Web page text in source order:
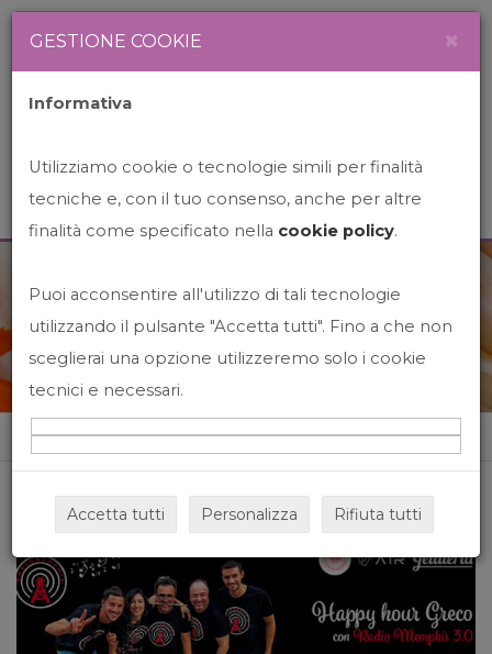
News&Events
Home News&events
GESTIONE COOKIE ×
Informativa
Utilizziamo cookie o tecnologie simili per finalità
tecniche e, con il tuo consenso, anche per altre
finalità come specificato nella cookie policy.
Puoi acconsentire all'utilizzo di tali tecnologie
utilizzando il pulsante "Accetta tutti". Fino a che non
sceglierai una opzione utilizzeremo solo i cookie
tecnici e necessari.
Accetta tutti Personalizza Rifiuta tutti